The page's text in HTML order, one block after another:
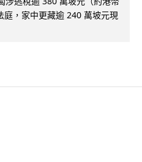
，家中更藏逾 240 萬坡元現